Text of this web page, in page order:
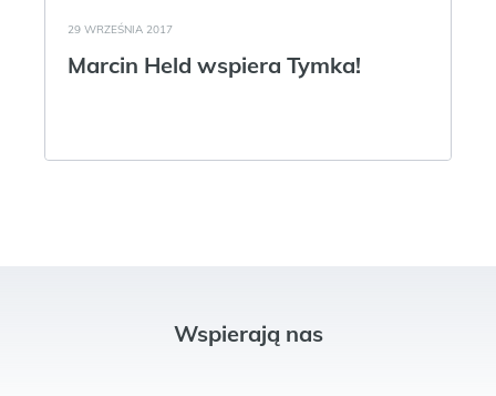
29 WRZEŚNIA 2017
Marcin Held wspiera Tymka!
Wspierają nas